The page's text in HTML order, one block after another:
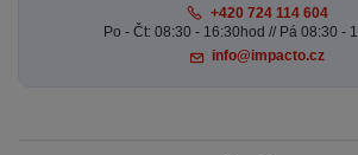
+420 724 114 604
Po - Čt: 08:30 - 16:30hod // Pá 08:30 -
info@impacto.cz